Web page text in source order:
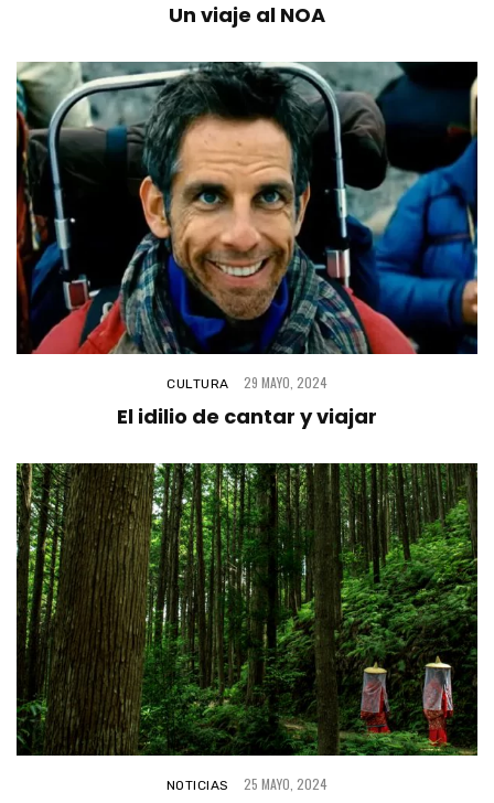
Un viaje al NOA
CULTURA 29 MAYO, 2024
El idilio de cantar y viajar
NOTICIAS 25 MAYO, 2024